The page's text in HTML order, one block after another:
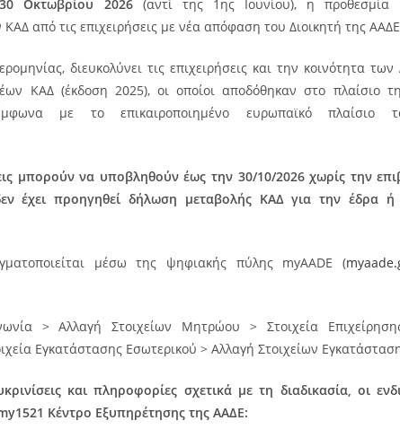
30 Οκτωβρίου 2026(αντί της 1ης Ιουνίου), η προθεσμία
ΚΑΔ από τις επιχειρήσεις με νέα απόφαση του Διοικητή της
διευκολύνει τις επιχειρήσεις και την κοινότητα
ΚΑΔ (έκδοση 2025), οι οποίοι αποδόθηκαν στο πλαίσιο
με το επικαιροποιημένο ευρωπαϊκό πλαίσιο
μπορούν να υποβληθούν έως την 30/10/2026 χωρίς την
έχει προηγηθεί δήλωση μεταβολής ΚΑΔ για την έδρα
μέσω της ψηφιακής πύλης myAADE (
> Αλλαγή Στοιχείων Μητρώου > Στοιχεία
Εγκατάστασης Εσωτερικού > Αλλαγή Στοιχείων
και πληροφορίες σχετικά με τη διαδικασία, οι
Κέντρο Εξυπηρέτησης της ΑΑΔΕ: